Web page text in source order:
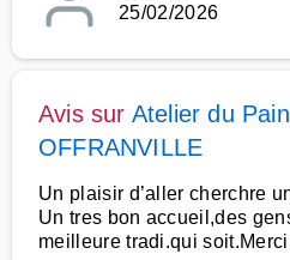
25/02/2026
Avis sur Atelier du Pain
OFFRANVILLE
Un plaisir d’aller cherchre
Un tres bon accueil,des
meilleure tradi.qui